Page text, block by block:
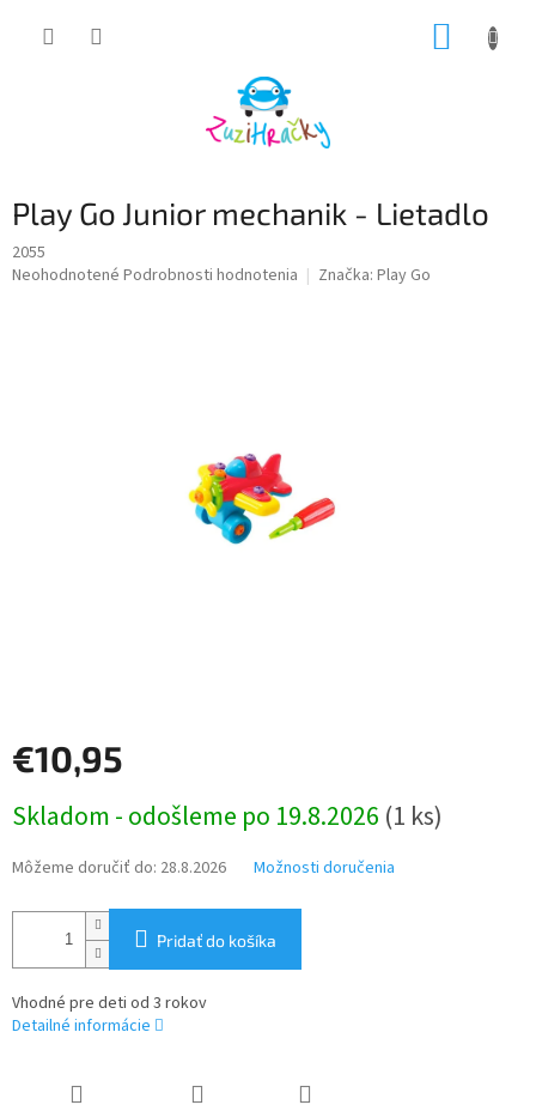
Play Go Junior mechanik - Lietadlo
2055
Priemerné
Neohodnotené Podrobnosti hodnotenia Značka: Play Go
€10,95
cena:
Skladom - odošleme po 19.8.2026 (1 ks)
Môžeme doručiť do: 28.8.2026 Možnosti doručenia
Pridať do košíka
Vhodné pre deti od 3 rokov
Detailné informácie